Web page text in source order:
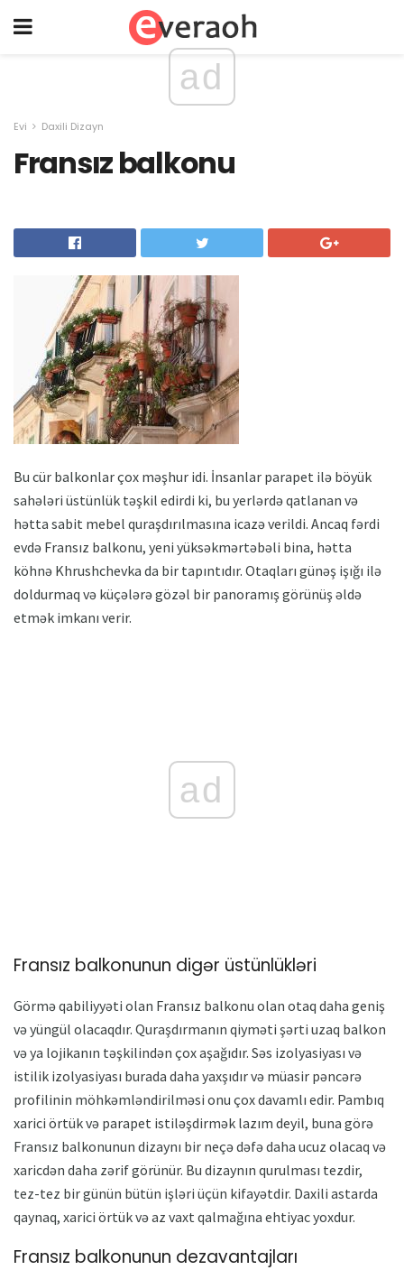
ad
Evi Daxili Dizayn
Fransız balkonu
Bu cür balkonlar çox məşhur idi. İnsanlar parapet ilə böyük
sahələri üstünlük təşkil edirdi ki, bu yerlərdə qatlanan və
hətta sabit mebel quraşdırılmasına icazə verildi. Ancaq fərdi
evdə Fransız balkonu, yeni yüksəkmərtəbəli bina, hətta
köhnə Khrushchevka da bir tapıntıdır. Otaqları günəş işığı ilə
doldurmaq və küçələrə gözəl bir panoramış görünüş əldə
etmək imkanı verir.
ad
Fransız balkonunun digər üstünlükləri
Görmə qabiliyyəti olan Fransız balkonu olan otaq daha geniş
və yüngül olacaqdır. Quraşdırmanın qiyməti şərti uzaq balkon
və ya lojikanın təşkilindən çox aşağıdır. Səs izolyasiyası və
istilik izolyasiyası burada daha yaxşıdır və müasir pəncərə
profilinin möhkəmləndirilməsi onu çox davamlı edir. Pambıq
xarici örtük və parapet istiləşdirmək lazım deyil, buna görə
Fransız balkonunun dizaynı bir neçə dəfə daha ucuz olacaq və
xaricdən daha zərif görünür. Bu dizaynın qurulması tezdir,
tez-tez bir günün bütün işləri üçün kifayətdir. Daxili astarda
qaynaq, xarici örtük və az vaxt qalmağına ehtiyac yoxdur.
Fransız balkonunun dezavantajları